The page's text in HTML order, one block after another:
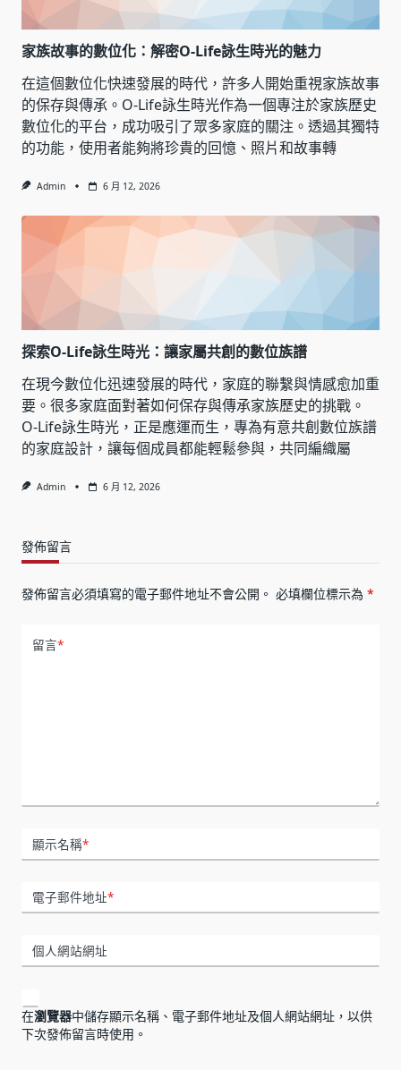
家族故事的數位化：解密O-Life詠生時光的魅力
在這個數位化快速發展的時代，許多人開始重視家族故事
的保存與傳承。O-Life詠生時光作為一個專注於家族歷史
數位化的平台，成功吸引了眾多家庭的關注。透過其獨特
的功能，使用者能夠將珍貴的回憶、照片和故事轉
Admin 6 月 12, 2026
探索O-Life詠生時光：讓家屬共創的數位族譜
在現今數位化迅速發展的時代，家庭的聯繫與情感愈加重
要。很多家庭面對著如何保存與傳承家族歷史的挑戰。
O-Life詠生時光，正是應運而生，專為有意共創數位族譜
的家庭設計，讓每個成員都能輕鬆參與，共同編織屬
Admin 6 月 12, 2026
發佈留言
發佈留言必須填寫的電子郵件地址不會公開。 必填欄位標示為 *
留言*
顯示名稱*
電子郵件地址*
個人網站網址
在瀏覽器中儲存顯示名稱、電子郵件地址及個人網站網址，以供
下次發佈留言時使用。